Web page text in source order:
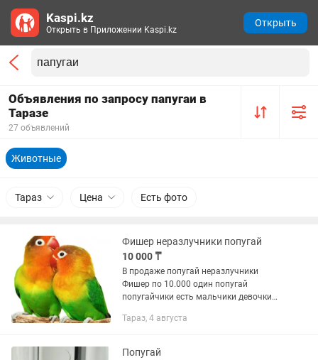
Объявления по запросу папугаи в
Таразе
27 объявлений
Животные
Тараз Цена Есть фото
Фишер неразлучники попугай
10 000 ₸
В продаже попугай неразлучники
Фишер по 10.000 один попугай
попугайчики есть мальчики девочки
все есть на продажу город Тараз есть
Тараз, 4 августа
Попугай
Kaspi.kz
Открыть в Приложении Kaspi.kz
Открыть